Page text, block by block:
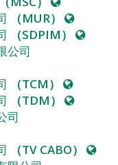
站
（MUR）
網
站
（SDPIM）
網
公司
（TCM）
網
站
（TDM）
網
司
（TV CABO）
網